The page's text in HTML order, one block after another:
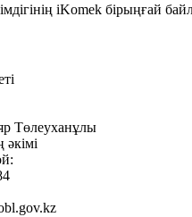
iKomek бірыңғай
Төлеуханұлы
әкімі